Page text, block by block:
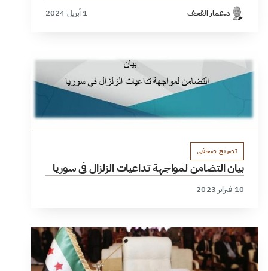
د.عمار القحف 1 أبريل 2024
تصريح صحفي
بيان التضامن لمواجهة تداعيات الزلزال في سوريا
10 فبراير 2023